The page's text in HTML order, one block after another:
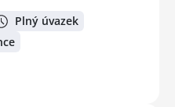
Plný úvazek